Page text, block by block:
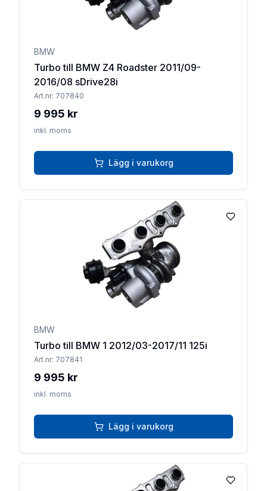
BMW
Turbo till BMW Z4 Roadster 2011/09-
2016/08 sDrive28i
Art.nr: 707840
9 995 kr
inkl. moms
Lägg i varukorg
Lägg till
BMW
Turbo till BMW 1 2012/03-2017/11 125i
Art.nr: 707841
9 995 kr
inkl. moms
Lägg i varukorg
Lägg till